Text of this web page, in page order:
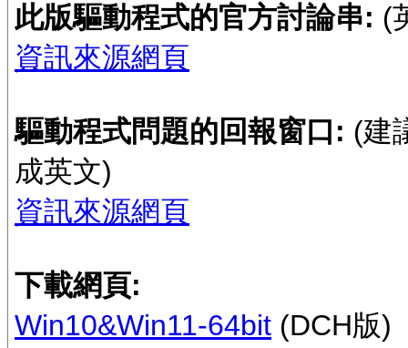
此版驅動程式的官方討論串: (
資訊來源網頁
驅動程式問題的回報窗口: (建
成英文)
資訊來源網頁
下載網頁:
Win10&Win11-64bit (DCH版)